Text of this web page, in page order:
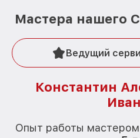
Мастера нашего
Ведущий
Константин
Опыт работы